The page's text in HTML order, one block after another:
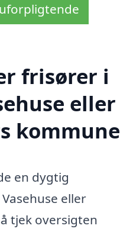
frisører i
eller
kommune
en dygtig
eller
tjek oversigten